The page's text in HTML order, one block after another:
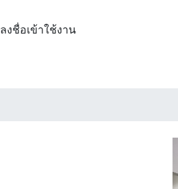
ลงชื่อเข้าใช้งาน